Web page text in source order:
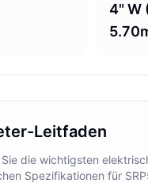
4" W
Leitfaden
die wichtigsten
Spezifikationen für